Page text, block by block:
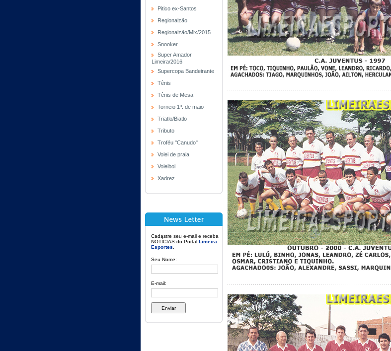
Pitico ex-Santos
Regionalzão
Regionalzão/Mix/2015
Snooker
Super Amador
Limeira/2016
Supercopa Bandeirante
Tênis
Tênis de Mesa
Torneio 1º. de maio
Triatlo/Biatlo
Tributo
Troféu "Canudo"
Volei de praia
Voleibol
Xadrez
Cadastre seu e-mail e receba
NOTÍCIAS do Portal Limeira
Esportes
Seu Nome:
E-mail: